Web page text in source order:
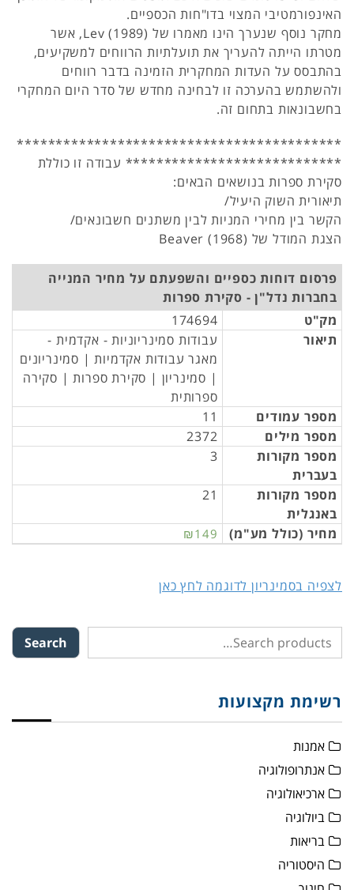
האינפורמטיבי המצוי בדו"חות הכספיים.
מחקר נוסף שנערך הינו מאמרו של Lev (1989), אשר
מטרתו הייתה להעריך את תועלתיות הרווחים למשקיעים,
בהתבסס על העדות המחקרית הזמינה בדבר רווחים
ולהשתמש בהערכה זו לבחינה מחדש של סדר היום המחקרי
בחשבונאות בתחום זה.
******************************************
**************************** עבודה זו כוללת
סקירת ספרות בנושאים הבאים:
תיאורית השוק היעיל/
הקשר בין מחירי המניות לבין משתנים חשבונאים/
הצגת המודל של Beaver (1968)
פרסום דוחות כספיים והשפעתם על מחיר המנייה
בחברות נדל"ן - סקירת ספרות
מק"ט
174694
תיאור
עבודות סמינריוניות - אקדמית -
מאגר עבודות אקדמיות | סמינריונים
| סמינריון | סקירת ספרות | סקירה
ספרותית
מספר עמודים
11
מספר מילים
2372
מספר מקורות
בעברית
3
מספר מקורות
באנגלית
21
מחיר (כולל מע"מ) ₪149
לצפיה בסמינריון לדוגמה לחץ כאן
Search
רשימת מקצועות
אמנות
אנתרופולוגיה
ארכיאולוגיה
ביולוגיה
בריאות
היסטוריה